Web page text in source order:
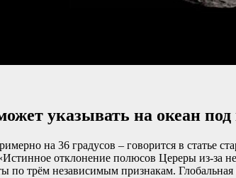
указывать на океан под
на 36 градусов – говорится в статье
отклонение полюсов Цереры из-
по трём независимым признакам.